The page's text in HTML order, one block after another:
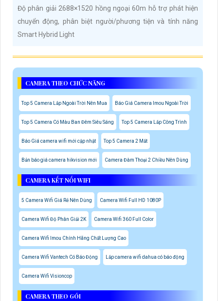
Độ phân giải 2688×1520 hồng ngoại 60m hỗ trợ phát hiện
chuyển động, phân biệt người/phương tiện và tính năng
Smart Hybrid Light
CAMERA THEO CHỨC NĂNG
Top 5 Camera Lắp Ngoài Trời Nên Mua Báo Giá Camera Imou Ngoài Trời
Top 5 Camera Có Màu Ban Đêm Siêu Sáng Top 5 Camera Lắp Công Trình
Báo Giá camera wifi mới cập nhật Top 5 Camera 2 Mắt
Bản báo giá camera hikvision mới Camera Đàm Thoại 2 Chiều Nên Dùng
CAMERA KẾT NỐI WIFI
5 Camera Wifi Giá Rẻ Nên Dùng Camera Wifi Full HD 1080P
Camera Wifi Độ Phân Giải 2K Camera Wifi 360 Full Color
Camera Wifi Imou Chính Hãng Chất Lượng Cao
Camera Wifi Vantech Có Báo Động Lắp camera wifi dahua có báo động
Camera Wifi Visioncop
CAMERA THEO GÓI